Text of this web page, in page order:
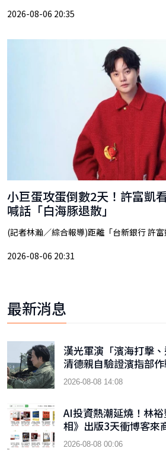
2026-08-06 20:35
小巨蛋攻蛋倒數2天！許富凱
喊話「白海豚退散」
(記者林瀚／綜合報導)距離「台新銀行 許富
2026-08-06 20:31
最新消息
漢光軍演「濱海打擊
清德親自驗證濱指部
2026-08-08 14:08
AI投資熱潮延燒！林
相》出版3天衝博客來
9
2026-08-08 00:06